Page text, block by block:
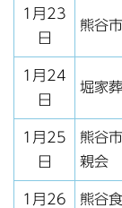
1月23
日
熊谷
1月24
日
堀家
1月25
日
熊谷
親会
1月26
熊谷